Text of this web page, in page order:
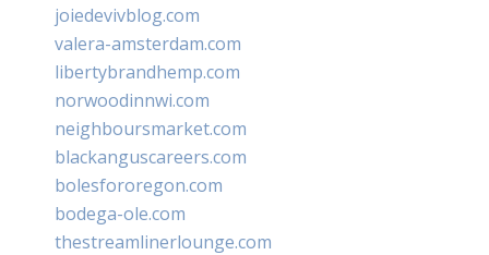
joiedevivblog.com
valera-amsterdam.com
libertybrandhemp.com
norwoodinnwi.com
neighboursmarket.com
blackanguscareers.com
bolesfororegon.com
bodega-ole.com
thestreamlinerlounge.com